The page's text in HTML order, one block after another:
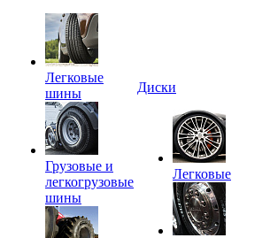
Легковые
шины
Грузовые и
легкогрузовые
шины
Диски
Легковые